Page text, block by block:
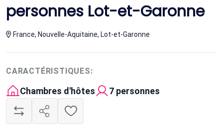
personnes Lot-et-Garonne
France, Nouvelle-Aquitaine, Lot-et-Garonne
CARACTÉRISTIQUES:
Chambres d'hôtes 7 personnes